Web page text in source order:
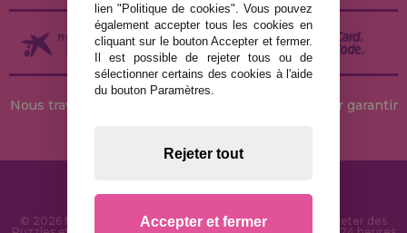
Nous travaillons avec des stocks permanents pour garantir
© 2026 MaisonDesPuzzles.fr - Boutique en ligne pour acheter des
lien "Politique de cookies". Vous pouvez
également accepter tous les cookies en
cliquant sur le bouton Accepter et fermer.
Il est possible de rejeter tous ou de
sélectionner certains des cookies à l'aide
du bouton Paramètres.
Rejeter tout
Accepter et fermer